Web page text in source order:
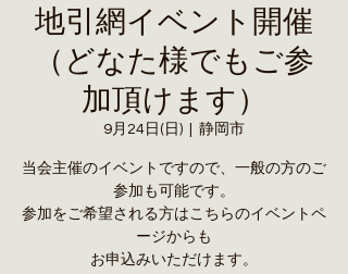
地引網イベント開催
（どなた様でもご参
加頂けます）
9月24日(日) 静岡市
当会主催のイベントですので、一般の方のご
参加も可能です。
参加をご希望される方はこちらのイベントペ
ージからも
お申込みいただけます。